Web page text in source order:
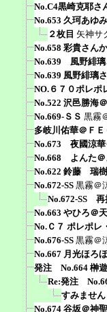
No.C4黒崎克耶さ
No.653 久珂あゆ
２枚目 矢神サ
No.658 彩貴さん
No.639 風野緋璃
No.639 風野緋璃
NO.６７０ポレポ
No.522 沢邑勝海
No.669-ＳＳ 黒霧
多岐川佑華＠Ｆ
No.673 夜國涼華
No.668 よんた＠
No.622 鈴藤 瑞
No.672-SS 黒霧＠
No.672-SS 再
No.663 やひろ＠
No.Ｃ７ ポレポレ
No.676-SS 黒霧＠
No.667 月光ほろ
発注 No.664 榊
Re:発注
すみません
No.674 谷坂＠神